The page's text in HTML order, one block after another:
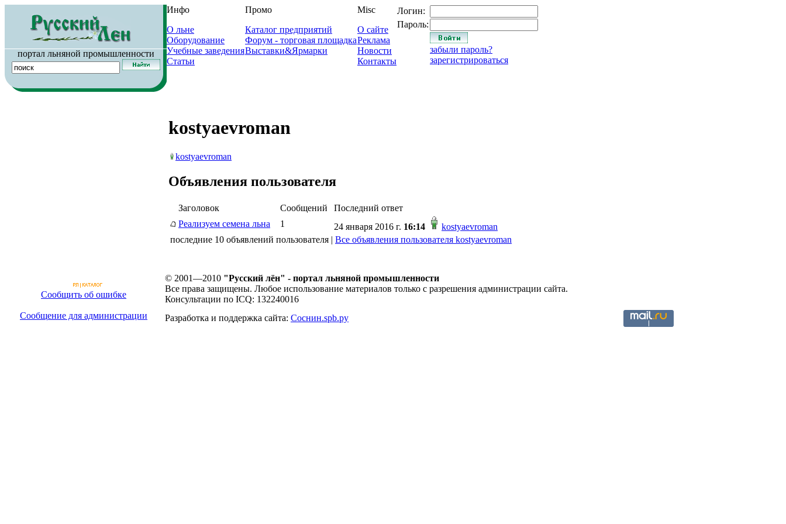
портал льняной промышленности
Инфо
О льне
Оборудование
Учебные заведения
Статьи
Промо
Каталог предприятий
Форум - торговая площадка
Выставки&Ярмарки
Misc
О сайте
Реклама
Новости
Контакты
Логин:
Пароль:
забыли пароль?
зарегистрироваться
kostyaevroman
kostyaevroman
Объявления пользователя
Заголовок Сообщений
Последний ответ
Реализуем семена льна
1 24 января 2016 г. 16:14
kostyaevroman
последние 10 объявлений пользователя | Все объявления пользователя kostyaevroman
Сообщить об ошибке
Сообщение для администрации
© 2001—2010 "Русский лён" - портал льняной промышленности
Все права защищены. Любое использование материалов только с разрешения администрации сайта.
Консультации по ICQ: 132240016
Разработка и поддержка сайта: Соснин.spb.ру